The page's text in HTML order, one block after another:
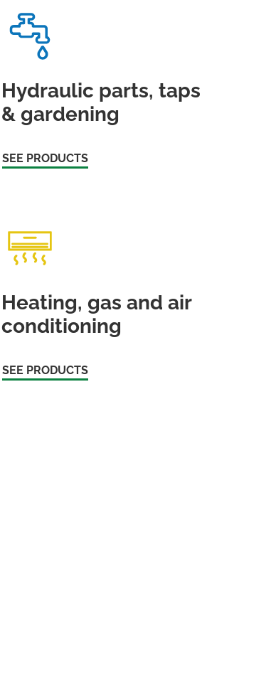
Hydraulic parts, taps
& gardening
SEE PRODUCTS
Heating, gas and air
conditioning
SEE PRODUCTS